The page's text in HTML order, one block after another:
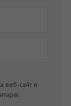
веб-сайт в